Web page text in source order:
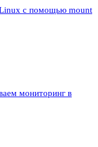
Linux c помощью mount
мониторинг в